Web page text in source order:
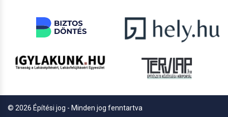
© 2026 Építési jog - Minden jog fenntartva